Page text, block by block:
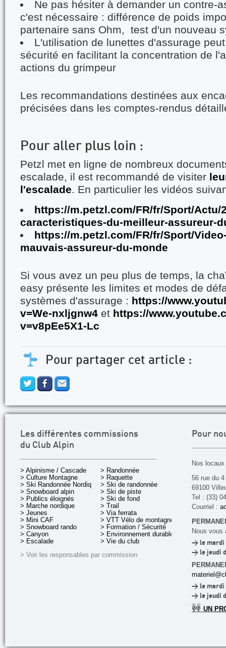
Ne pas hésiter à demander un contre-
c'est nécessaire : différence de poids
partenaire sans Ohm, test d'un nouveau
L'utilisation de lunettes d'assurage
sécurité en facilitant la concentration de
actions du grimpeur
Les recommandations destinées aux
précisées dans les comptes-rendus
Pour aller plus loin :
Petzl met en ligne de nombreux
escalade, il est recommandé de visiter
l'escalade. En particulier les vidéos
https://m.petzl.com/FR/fr/Sport/Actu/
caracteristiques-du-meilleur-assureur-
https://m.petzl.com/FR/fr/Sport/
mauvais-assureur-du-monde
Si vous avez un peu plus de temps, la
easy présente les limites et modes de
systèmes d'assurage : https://
v=We-nxljgnw4 et https://
v=v8pEe5X1-Lc
Pour partager cet article :
Les différentes commissions
du Club Alpin
> Alpinisme / Cascade
> Culture Montagne
> Ski Randonnée Nordique
> Snowboard alpin
> Publics éloignés
> Marche nordique
> Jeunes
> Mini CAF
> Snowboard rando
> Canyon
> Escalade
> Randonnée
> Raquette
> Ski de randonnée
> Ski de piste
> Ski de fond
> Trail
> Via ferrata
> VTT Vélo de montagne
> Formation / Sécurité
> Environnement durable
> Vie du club
> Voir les responsables par commission
Pour
Nos
56 rue du
69100
Tel : (33)
Courriel :
Nous vous
> le mardi
> le jeudi
> le mardi
> le jeudi
🚧 UN